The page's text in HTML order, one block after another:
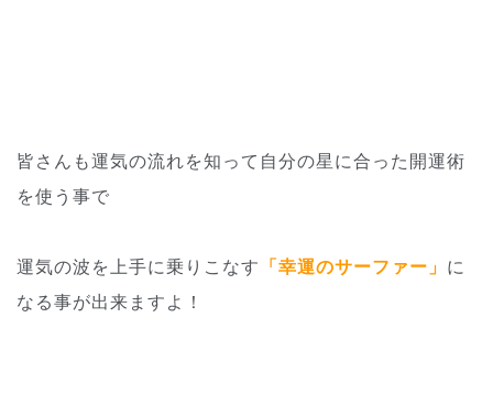
皆さんも運気の流れを知って自分の星に合った開運術
を使う事で
運気の波を上手に乗りこなす 「幸運のサーファー」 に
なる事が出来 ますよ！